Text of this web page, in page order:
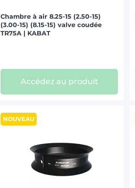
Chambre à air 8.25-15 (2.50-15)
(3.00-15) (8.15-15) valve coudée
TR75A | KABAT
Accédez au produit
NOUVEAU